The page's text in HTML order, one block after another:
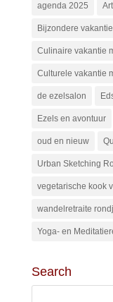
agenda 2025
Bijzondere
Culinaire vakantie
Culturele vakantie
de ezelsalon
Ezels en avontuur
oud en nieuw
Urban Sketching
vegetarische kook
wandelretraite
Yoga- en
Search